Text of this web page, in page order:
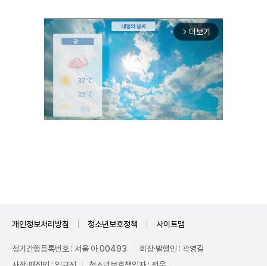
arrow_forward_ios 더보기
개인정보처리방침 청소년보호정책 사이트맵
정기간행등록번호 : 서울 아 00493
회장·발행인 : 곽영길